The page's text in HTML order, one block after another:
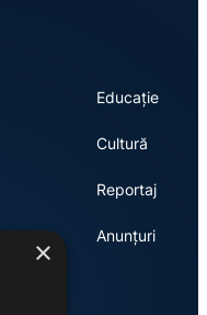
Educație
Cultură
Reportaj
Anunțuri
×